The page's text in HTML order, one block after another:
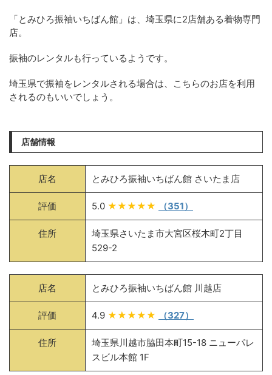
「とみひろ振袖いちばん館」は、埼玉県に2店舗ある着物専門
店。
振袖のレンタルも行っているようです。
埼玉県で振袖をレンタルされる場合は、こちらのお店を利用
されるのもいいでしょう。
店舗情報
店名 とみひろ振袖いちばん館 さいたま店
評価 5.0 ★★★★★ （351）
住所
埼玉県さいたま市大宮区桜木町2丁目
529-2
店名 とみひろ振袖いちばん館 川越店
評価 4.9 ★★★★★ （327）
住所
埼玉県川越市脇田本町15-18 ニューパレ
スビル本館 1F